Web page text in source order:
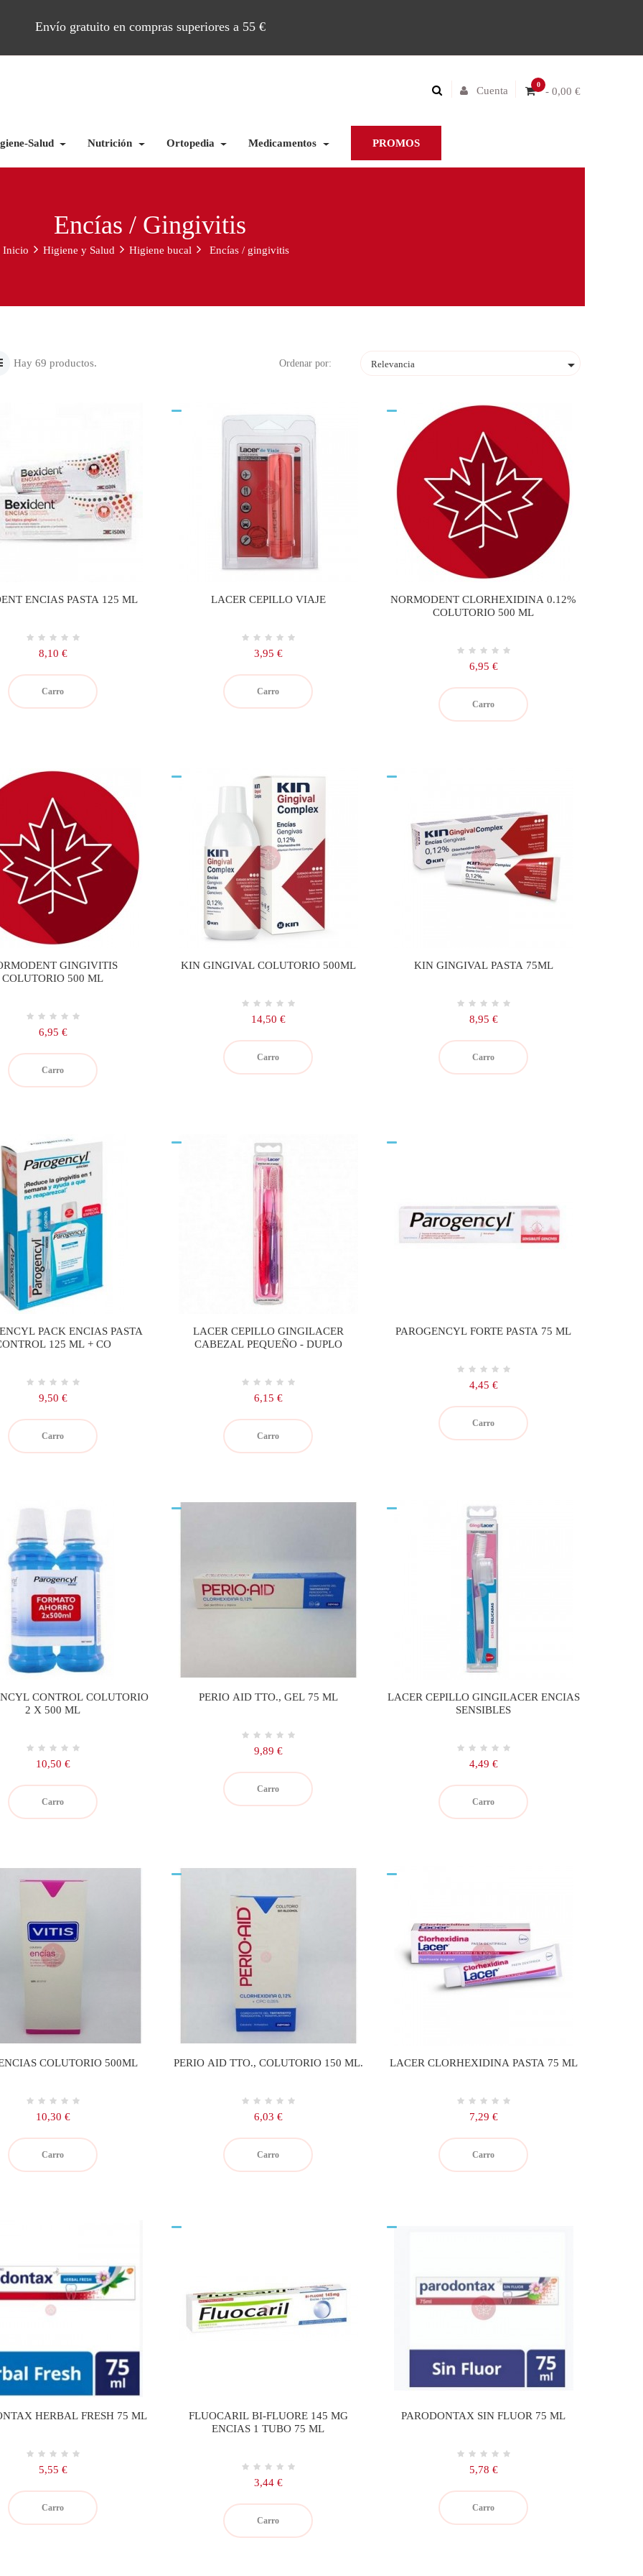
Envío gratuito en compras superiores a 55 €
0
- 0,00 €
Cuenta
Salud Nutrición Ortopedia Medicamentos PROMOS
Encías / Gingivitis
Inicio Higiene y Salud Higiene bucal Encías / gingivitis
Hay 69 productos. Ordenar por: Relevancia 
ENCIAS PASTA 125 ML
Precio
8,10 €
Carro
LACER CEPILLO VIAJE
Precio
3,95 €
Carro
NORMODENT CLORHEXIDINA 0.12%
COLUTORIO 500 ML
Precio
6,95 €
Carro
GINGIVITIS
COLUTORIO 500 ML
Precio
6,95 €
Carro
KIN GINGIVAL COLUTORIO 500ML
Precio
14,50 €
Carro
KIN GINGIVAL PASTA 75ML
Precio
8,95 €
Carro
PACK ENCIAS PASTA
125 ML + CO
Precio
9,50 €
Carro
LACER CEPILLO GINGILACER
CABEZAL PEQUEÑO - DUPLO
Precio
6,15 €
Carro
PAROGENCYL FORTE PASTA 75 ML
Precio
4,45 €
Carro
CONTROL COLUTORIO
2 X 500 ML
Precio
10,50 €
Carro
PERIO AID TTO., GEL 75 ML
Precio
9,89 €
Carro
LACER CEPILLO GINGILACER ENCIAS
SENSIBLES
Precio
4,49 €
Carro
COLUTORIO 500ML
Precio
10,30 €
Carro
PERIO AID TTO., COLUTORIO 150 ML.
Precio
6,03 €
Carro
LACER CLORHEXIDINA PASTA 75 ML
Precio
7,29 €
Carro
HERBAL FRESH 75 ML
Precio
5,55 €
Carro
FLUOCARIL BI-FLUORE 145 MG
ENCIAS 1 TUBO 75 ML
Precio
3,44 €
Carro
PARODONTAX SIN FLUOR 75 ML
Precio
5,78 €
Carro